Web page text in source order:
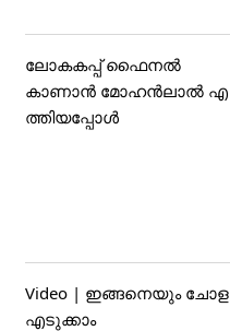
ലോകകപ്പ് ഫൈനൽ
കാണാൻ മോഹൻലാൽ എ
ത്തിയപ്പോൾ
Video | ഇങ്ങനെയും
എടുക്കാം